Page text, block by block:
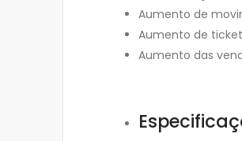
Aumento de
Aumento de
Aumento das